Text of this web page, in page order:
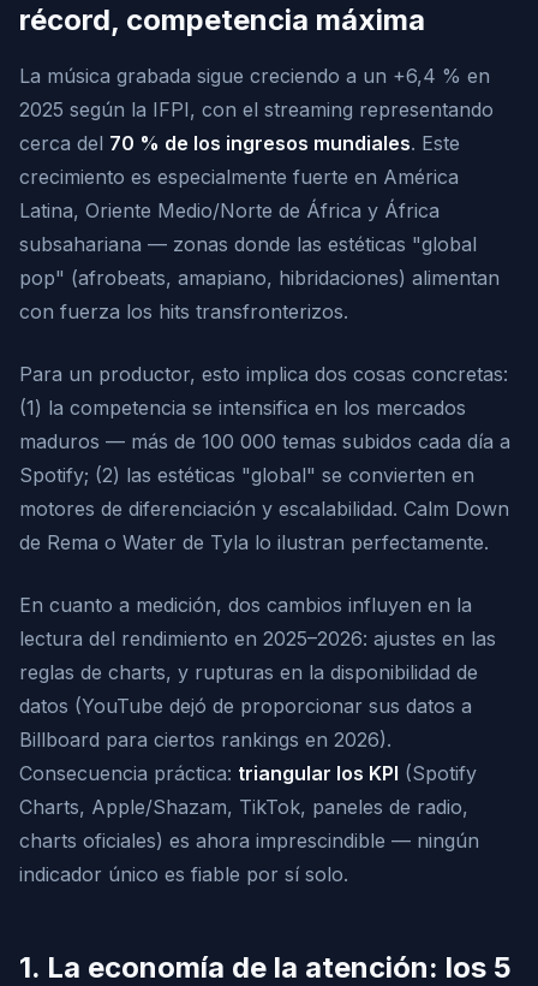
récord, competencia máxima
La música grabada sigue creciendo a un +6,4 % en
2025 según la IFPI, con el streaming representando
cerca del 70 % de los ingresos mundiales. Este
crecimiento es especialmente fuerte en América
Latina, Oriente Medio/Norte de África y África
subsahariana — zonas donde las estéticas "global
pop" (afrobeats, amapiano, hibridaciones) alimentan
con fuerza los hits transfronterizos.
Para un productor, esto implica dos cosas concretas:
(1) la competencia se intensifica en los mercados
maduros — más de 100 000 temas subidos cada día a
Spotify; (2) las estéticas "global" se convierten en
motores de diferenciación y escalabilidad. Calm Down
de Rema o Water de Tyla lo ilustran perfectamente.
En cuanto a medición, dos cambios influyen en la
lectura del rendimiento en 2025–2026: ajustes en las
reglas de charts, y rupturas en la disponibilidad de
datos (YouTube dejó de proporcionar sus datos a
Billboard para ciertos rankings en 2026).
Consecuencia práctica: triangular los KPI (Spotify
Charts, Apple/Shazam, TikTok, paneles de radio,
charts oficiales) es ahora imprescindible — ningún
indicador único es fiable por sí solo.
1. La economía de la atención: los 5